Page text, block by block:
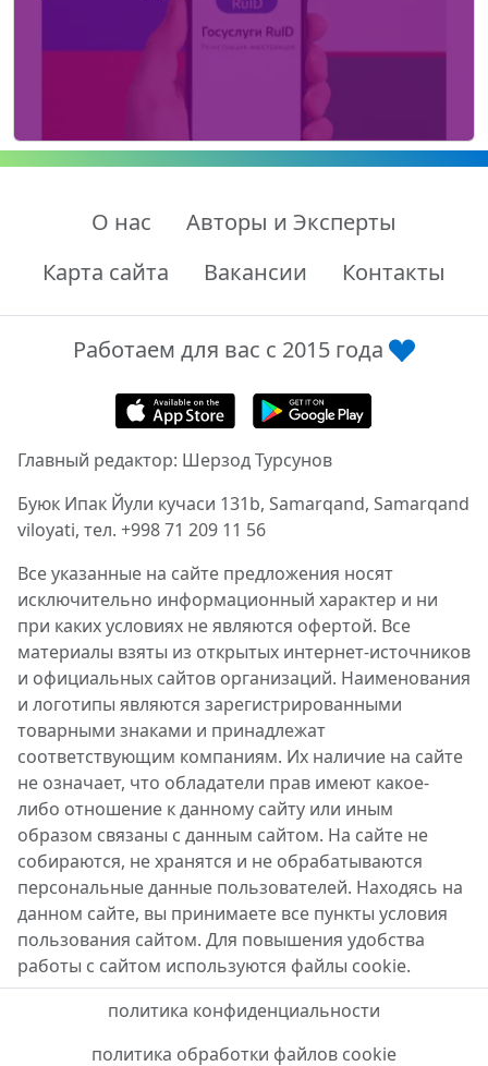
О нас
Авторы и Эксперты
Карта сайта
Вакансии Контакты
Работаем для вас с 2015 года
Главный редактор: Шерзод Турсунов
Буюк Ипак Йули кучаси 131b, Samarqand, Samarqand
viloyati, тел. +998 71 209 11 56
Все указанные на сайте предложения носят
исключительно информационный характер и ни
при каких условиях не являются офертой. Все
материалы взяты из открытых интернет-источников
и официальных сайтов организаций. Наименования
и логотипы являются зарегистрированными
товарными знаками и принадлежат
соответствующим компаниям. Их наличие на сайте
не означает, что обладатели прав имеют какое-
либо отношение к данному сайту или иным
образом связаны с данным сайтом. На сайте не
собираются, не хранятся и не обрабатываются
персональные данные пользователей. Находясь на
данном сайте, вы принимаете все пункты условия
пользования сайтом. Для повышения удобства
работы с сайтом используются файлы cookie.
политика конфиденциальности
политика обработки файлов cookie